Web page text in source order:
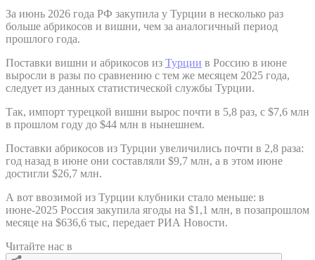
За июнь 2026 года РФ закупила у Турции в несколько раз
больше абрикосов и вишни, чем за аналогичный период
прошлого года.
Поставки вишни и абрикосов из Турции в Россию в июне
выросли в разы по сравнению с тем же месяцем 2025 года,
следует из данных статистической службы Турции.
Так, импорт турецкой вишни вырос почти в 5,8 раз, с $7,6 млн
в прошлом году до $44 млн в нынешнем.
Поставки абрикосов из Турции увеличились почти в 2,8 раза:
год назад в июне они составляли $9,7 млн, а в этом июне
достигли $26,7 млн.
А вот ввозимой из Турции клубники стало меньше: в
июне-2025 Россия закупила ягоды на $1,1 млн, в позапрошлом
месяце на $636,6 тыс, передает РИА Новости.
Читайте нас в